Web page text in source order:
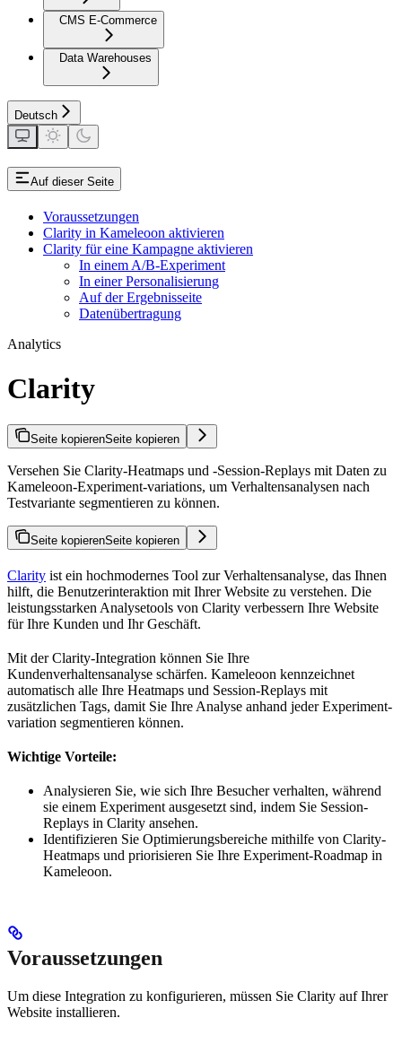
CMS E-Commerce
Data Warehouses
Deutsch
Auf dieser Seite
Voraussetzungen
Clarity in Kameleoon aktivieren
Clarity für eine Kampagne aktivieren
In einem A/B-Experiment
In einer Personalisierung
Auf der Ergebnisseite
Datenübertragung
Analytics
Clarity
Seite kopierenSeite kopieren
Versehen Sie Clarity-Heatmaps und -Session-Replays mit Daten zu
Kameleoon-Experiment-variations, um Verhaltensanalysen nach
Testvariante segmentieren zu können.
Seite kopierenSeite kopieren
Clarity ist ein hochmodernes Tool zur Verhaltensanalyse, das Ihnen
hilft, die Benutzerinteraktion mit Ihrer Website zu verstehen. Die
leistungsstarken Analysetools von Clarity verbessern Ihre Website
für Ihre Kunden und Ihr Geschäft.
Mit der Clarity-Integration können Sie Ihre
Kundenverhaltensanalyse schärfen. Kameleoon kennzeichnet
automatisch alle Ihre Heatmaps und Session-Replays mit
zusätzlichen Tags, damit Sie Ihre Analyse anhand jeder Experiment-
variation segmentieren können.
Wichtige Vorteile:
Analysieren Sie, wie sich Ihre Besucher verhalten, während
sie einem Experiment ausgesetzt sind, indem Sie Session-
Replays in Clarity ansehen.
Identifizieren Sie Optimierungsbereiche mithilfe von Clarity-
Heatmaps und priorisieren Sie Ihre Experiment-Roadmap in
Kameleoon.
Voraussetzungen
Um diese Integration zu konfigurieren, müssen Sie Clarity auf Ihrer
Website installieren.